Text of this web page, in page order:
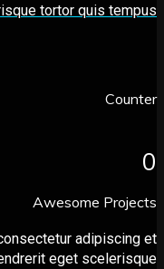
tortor quis
Awesome
consectetur
hendrerit eget